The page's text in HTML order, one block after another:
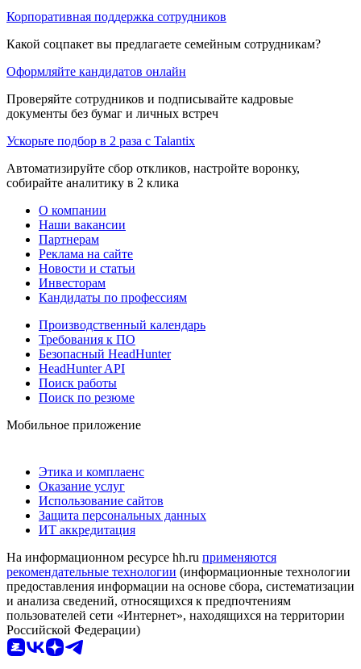
Корпоративная поддержка сотрудников
Какой соцпакет вы предлагаете семейным сотрудникам?
Оформляйте кандидатов онлайн
Проверяйте сотрудников и подписывайте кадровые
документы без бумаг и личных встреч
Ускорьте подбор в 2 раза с Talantix
Автоматизируйте сбор откликов, настройте воронку,
собирайте аналитику в 2 клика
О компании
Наши вакансии
Партнерам
Реклама на сайте
Новости и статьи
Инвесторам
Кандидаты по профессиям
Производственный календарь
Требования к ПО
Безопасный HeadHunter
HeadHunter API
Поиск работы
Поиск по резюме
Мобильное приложение
Этика и комплаенс
Оказание услуг
Использование сайтов
Защита персональных данных
ИТ аккредитация
На информационном ресурсе hh.ru применяются
рекомендательные технологии (информационные технологии
предоставления информации на основе сбора, систематизации
и анализа сведений, относящихся к предпочтениям
пользователей сети «Интернет», находящихся на территории
Российской Федерации)